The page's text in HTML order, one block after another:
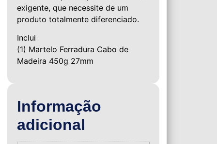
exigente, que necessite de um
produto totalmente diferenciado.
Inclui
(1) Martelo Ferradura Cabo de
Madeira 450g 27mm
Informação
adicional